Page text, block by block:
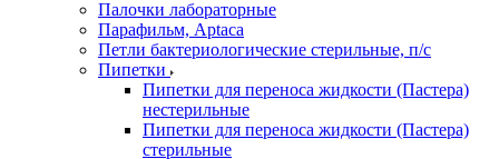
Палочки лабораторные
Парафильм, Aptaca
Петли бактериологические стерильные, п/с
Пипетки
Пипетки для переноса жидкости (Пастера)
нестерильные
Пипетки для переноса жидкости (Пастера)
стерильные